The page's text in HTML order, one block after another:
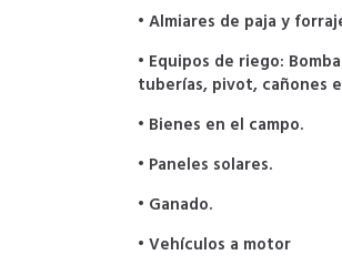
• Almiares de paja y
• Equipos de riego:
tuberías, pivot, cañones
• Bienes en el campo.
• Paneles solares.
• Ganado.
• Vehículos a motor